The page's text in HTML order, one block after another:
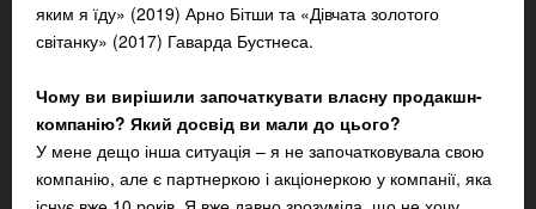
яким я їду» (2019) Арно Бітши та «Дівчата золотого
світанку» (2017) Гаварда Бустнеса.
Чому ви вирішили започаткувати власну продакшн-
компанію? Який досвід ви мали до цього?
У мене дещо інша ситуація – я не започатковувала свою
компанію, але є партнеркою і акціонеркою у компанії, яка